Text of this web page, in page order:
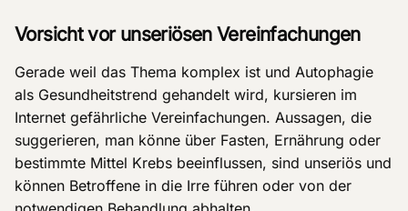
Vorsicht vor unseriösen Vereinfachungen
Gerade weil das Thema komplex ist und Autophagie
als Gesundheitstrend gehandelt wird, kursieren im
Internet gefährliche Vereinfachungen. Aussagen, die
suggerieren, man könne über Fasten, Ernährung oder
bestimmte Mittel Krebs beeinflussen, sind unseriös und
können Betroffene in die Irre führen oder von der